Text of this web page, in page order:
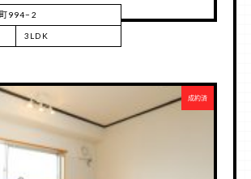
994−2
3LDK
成約済